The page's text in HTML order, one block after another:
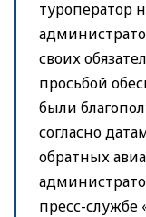
туроператор
своих
просьбой
были
согласно
обратных
пресс-службе